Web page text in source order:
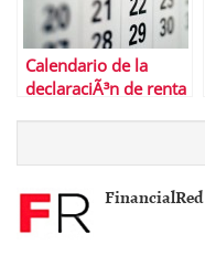
Calendario de la
declaraciÃ³n de renta
FinancialRed